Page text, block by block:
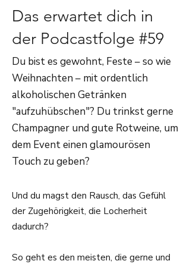
Das erwartet dich in
der Podcastfolge #59
Du bist es gewohnt, Feste – so wie
Weihnachten – mit ordentlich
alkoholischen Getränken
"aufzuhübschen"? Du trinkst gerne
Champagner und gute Rotweine, um
dem Event einen glamourösen
Touch zu geben?
Und du magst den Rausch, das Gefühl
der Zugehörigkeit, die Locherheit
dadurch?
So geht es den meisten, die gerne und